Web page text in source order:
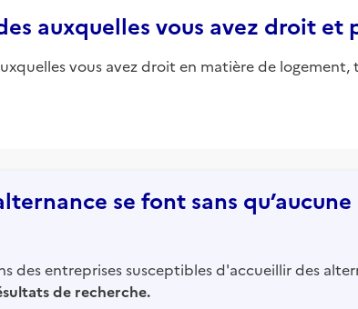
auxquelles vous avez droit et
vous avez droit en matière de
se font sans
des entreprises susceptibles d'accueillir des
de recherche.